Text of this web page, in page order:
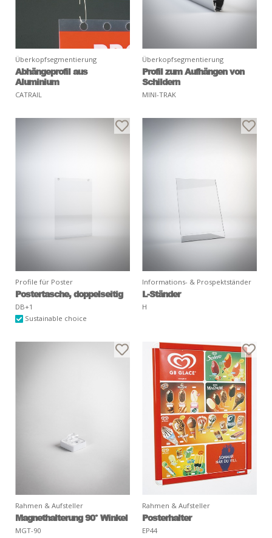
Überkopfsegmentierung
Abhängeprofil aus
Aluminium
CATRAIL
Überkopfsegmentierung
Profil zum Aufhängen von
Schildern
MINI-TRAK
Profile für Poster
Postertasche, doppelseitig
DB+1
Sustainable choice
Informations- & Prospektständer
L-Ständer
H
Rahmen & Aufsteller
Magnethalterung 90° Winkel
MGT-90
Rahmen & Aufsteller
Posterhalter
EP44